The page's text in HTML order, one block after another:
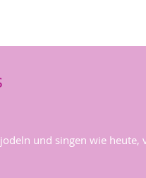
und singen wie heute,